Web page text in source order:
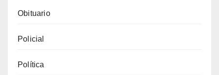
Obituario
Policial
Política